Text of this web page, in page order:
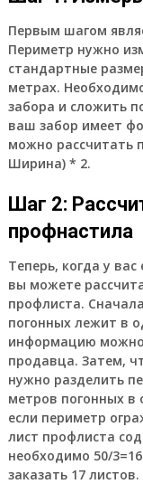
Первым шагом
Периметр нужно
стандартные
метрах.
забора и сложить
ваш забор имеет
можно рассчитать
Ширина) * 2.
Шаг 2:
профнастила
Теперь, когда у
вы можете
профлиста.
погонных лежит в
информацию можно
продавца. Затем,
нужно разделить
метров погонных в
если периметр
лист профлиста
необходимо 50/
заказать 17 листов.